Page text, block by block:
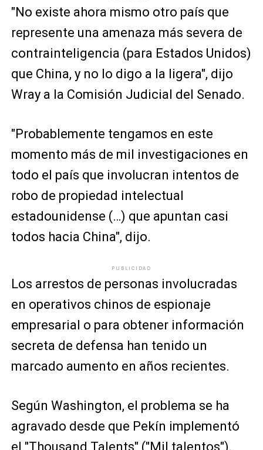
"No existe ahora mismo otro país que
represente una amenaza más severa de
contrainteligencia (para Estados Unidos)
que China, y no lo digo a la ligera", dijo
Wray a la Comisión Judicial del Senado.
"Probablemente tengamos en este
momento más de mil investigaciones en
todo el país que involucran intentos de
robo de propiedad intelectual
estadounidense (…) que apuntan casi
todos hacia China", dijo.
PUBLICIDAD
Los arrestos de personas involucradas
en operativos chinos de espionaje
empresarial o para obtener información
secreta de defensa han tenido un
marcado aumento en años recientes.
Según Washington, el problema se ha
agravado desde que Pekín implementó
el "Thousand Talents" ("Mil talentos"),